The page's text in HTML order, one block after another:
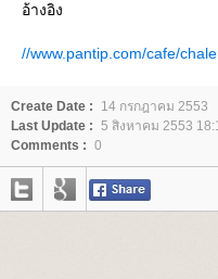
อ้างอิง
//www.pantip.com/cafe/
Create Date :
14 กรกฎาคม 2553
Last Update : 5 สิงหาคม 2553
Comments : 0